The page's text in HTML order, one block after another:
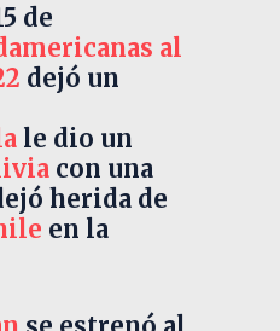
de
al
dejó un
le dio un
con una
herida de
en la